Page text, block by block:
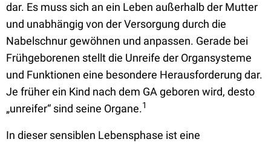
dar. Es muss sich an ein Leben außerhalb der Mutter
und unabhängig von der Versorgung durch die
Nabelschnur gewöhnen und anpassen. Gerade bei
Frühgeborenen stellt die Unreife der Organsysteme
und Funktionen eine besondere Herausforderung dar.
Je früher ein Kind nach dem GA geboren wird, desto
„unreifer“ sind seine Organe.1
In dieser sensiblen Lebensphase ist eine